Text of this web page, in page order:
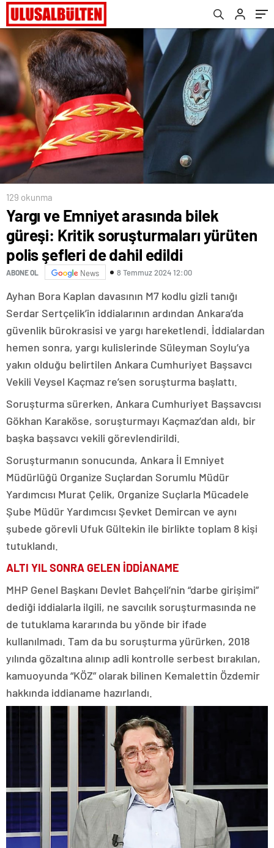
dahil edildi
129 okunma
Yargı ve Emniyet arasında bilek
güreşi: Kritik soruşturmaları yürüten
polis şefleri de dahil edildi
ABONE OL News 8 Temmuz 2024 12:00
Ayhan Bora Kaplan davasının M7 kodlu gizli tanığı
Serdar Sertçelik’in iddialarının ardından Ankara’da
güvenlik bürokrasisi ve yargı hareketlendi. İddialardan
hemen sonra, yargı kulislerinde Süleyman Soylu’ya
yakın olduğu belirtilen Ankara Cumhuriyet Başsavcı
Vekili Veysel Kaçmaz re’sen soruşturma başlattı.
Soruşturma sürerken, Ankara Cumhuriyet Başsavcısı
Gökhan Karaköse, soruşturmayı Kaçmaz’dan aldı, bir
başka başsavcı vekili görevlendirildi.
Soruşturmanın sonucunda, Ankara İl Emniyet
Müdürlüğü Organize Suçlardan Sorumlu Müdür
Yardımcısı Murat Çelik, Organize Suçlarla Mücadele
Şube Müdür Yardımcısı Şevket Demircan ve aynı
şubede görevli Ufuk Gültekin ile birlikte toplam 8 kişi
tutuklandı.
ALTI YIL SONRA GELEN İDDİANAME
MHP Genel Başkanı Devlet Bahçeli’nin “darbe girişimi”
dediği iddialarla ilgili, ne savcılık soruşturmasında ne
de tutuklama kararında bu yönde bir ifade
kullanılmadı. Tam da bu soruşturma yürürken, 2018
yılında gözaltına alınıp adli kontrolle serbest bırakılan,
kamuoyunda “KÖZ” olarak bilinen Kemalettin Özdemir
hakkında iddianame hazırlandı.